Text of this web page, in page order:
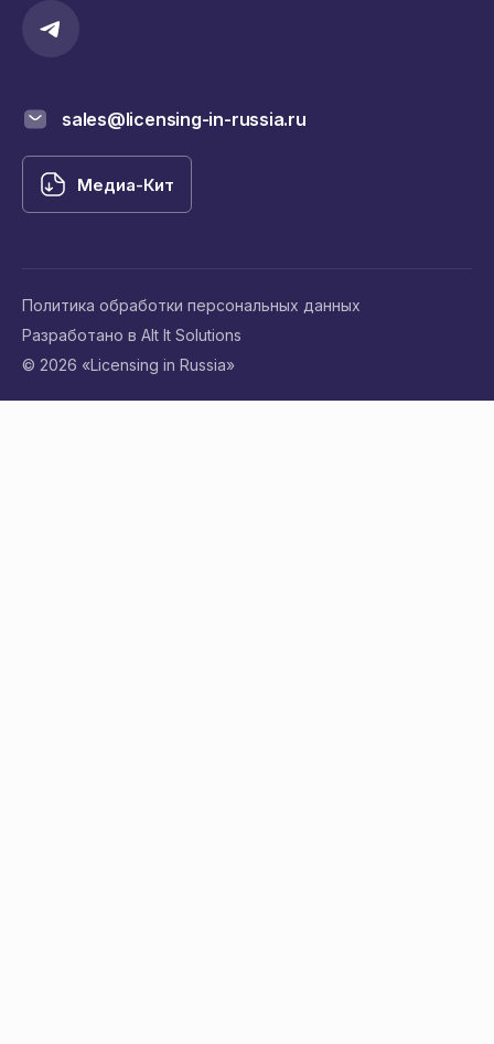
sales@licensing-in-russia.ru
Медиа-Кит
© 2026 «Licensing in Russia»
Политика обработки персональных данных
Разработано в Alt It Solutions